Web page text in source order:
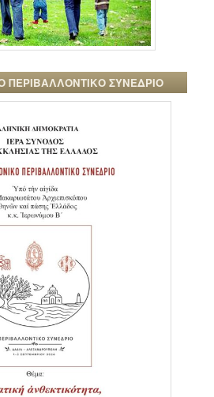
ΠΕΡΙΒΑΛΛΟΝΤΙΚΟ ΣΥΝΕΔΡΙΟ